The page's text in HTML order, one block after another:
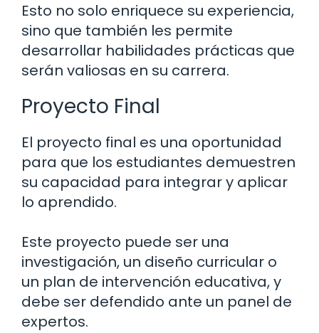
Esto no solo enriquece su experiencia,
sino que también les permite
desarrollar habilidades prácticas que
serán valiosas en su carrera.
Proyecto Final
El proyecto final es una oportunidad
para que los estudiantes demuestren
su capacidad para integrar y aplicar
lo aprendido.
Este proyecto puede ser una
investigación, un diseño curricular o
un plan de intervención educativa, y
debe ser defendido ante un panel de
expertos.